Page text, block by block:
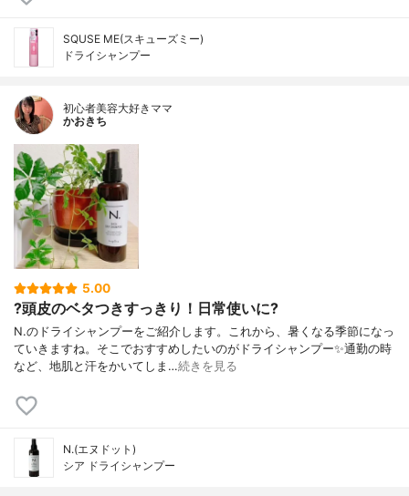
SQUSE ME(スキューズミー)
ドライシャンプー
初心者美容大好きママ
かおきち
5.00
?頭皮のベタつきすっきり！日常使いに?
N.のドライシャンプーをご紹介します。これから、暑くなる季節になっ
ていきますね。そこでおすすめしたいのがドライシャンプー✨ 通勤の時
など、地肌と汗をかいてしま…続きを見る
N.(エヌドット)
シア ドライシャンプー